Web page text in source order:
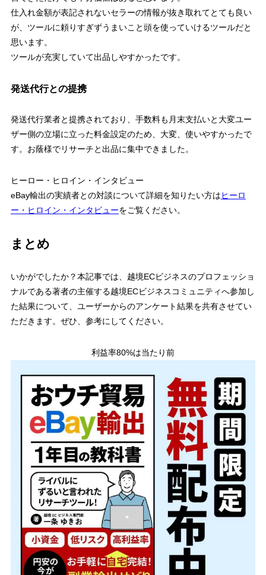
仕入れ金額が表記されないセラーの情報が抜き取れてとても良い
が、ツールに頼りすぎずうまいこと頭を使っていけるツールだと
思います。
ツールが充実していて出品しやすかったです。
発送代行との提携
発送代行業者と提携されており、手数料も月末支払いと大変ユー
ザー側の立場に立った料金設定のため、大変、使いやすかったで
す。お蔭様でリサーチと出品に集中できました。
ヒーロー・ヒロイン・インタビュー
eBay輸出の実績者との対談について詳細を知りたい方はヒーロ
ー・ヒロイン・インタビューをご覧ください。
まとめ
いかがでしたか？本記事では、越境ECビジネスのプロフェッショ
ナルである著者の主催する越境ECビジネスコミュニティへ参加し
た結果について、ユーザーからのアンケート結果を共有させてい
ただきます。ぜひ、参考にしてください。
利益率80%は当たり前